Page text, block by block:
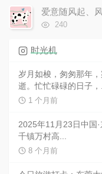
次
数:
爱意随风起、
浏
数:
240
时光机
岁月如梭，匆匆那年
逝。忙忙碌碌的日子，
1 个月前
2025年11月23日中国
千镇万村高...
8 个月前